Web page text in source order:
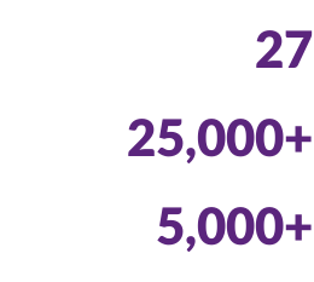
27
25,000+
5,000+